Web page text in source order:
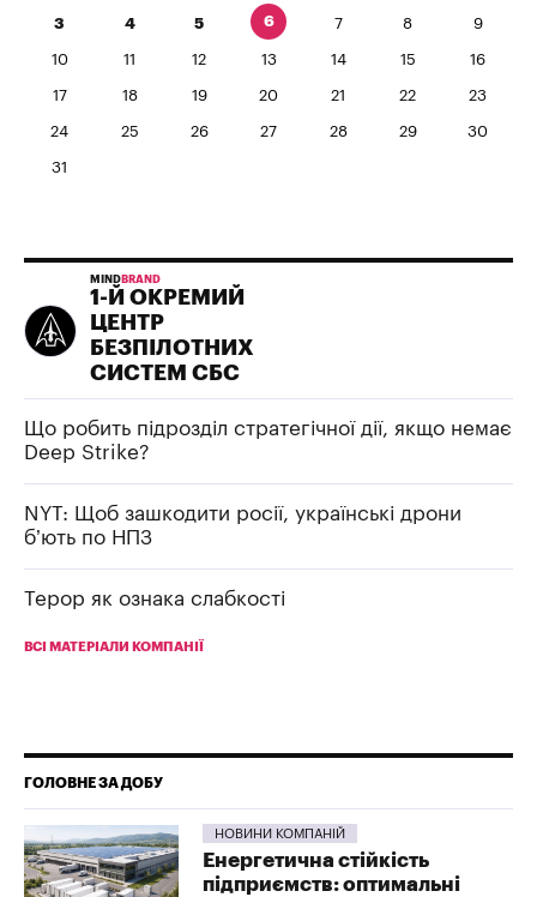
3 4 5 6 7 8 9
10 11 12 13 14 15 16
17 18 19 20 21 22 23
24 25 26 27 28 29 30
31
MIND BRAND
1-Й ОКРЕМИЙ
ЦЕНТР
БЕЗПІЛОТНИХ
СИСТЕМ СБС
Що робить підрозділ стратегічної дії, якщо немає
Deep Strike?
NYT: Щоб зашкодити росії, українські дрони
б’ють по НПЗ
Терор як ознака слабкості
ВСІ МАТЕРІАЛИ КОМПАНІЇ
ГОЛОВНЕ ЗА ДОБУ
НОВИНИ КОМПАНІЙ
Енергетична стійкість
підприємств: оптимальні